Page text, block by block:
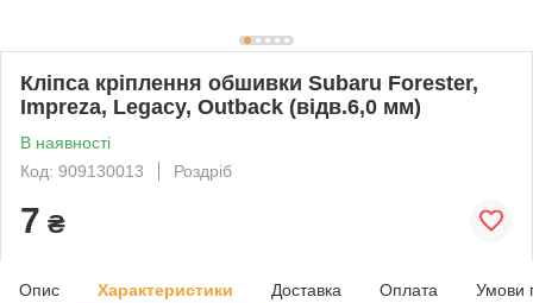
Кліпса кріплення обшивки Subaru Forester,
Impreza, Legacy, Outback (відв.6,0 мм)
В наявності
Код: 909130013
Роздріб
7 ₴
Опис Характеристики Доставка Оплата Умови